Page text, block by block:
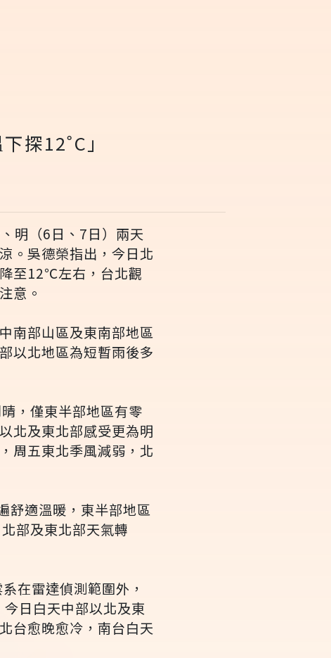
探12˚C」
明（6日、7日）兩天
。吳德榮指出，今日北
至12℃左右，台北觀
意。
南部山區及東南部地區
以北地區為短暫雨後多
，僅東半部地區有零
北及東北部感受更為明
周五東北季風減弱，北
舒適溫暖，東半部地區
部及東北部天氣轉
在雷達偵測範圍外，
日白天中部以北及東
台愈晚愈冷，南台白天